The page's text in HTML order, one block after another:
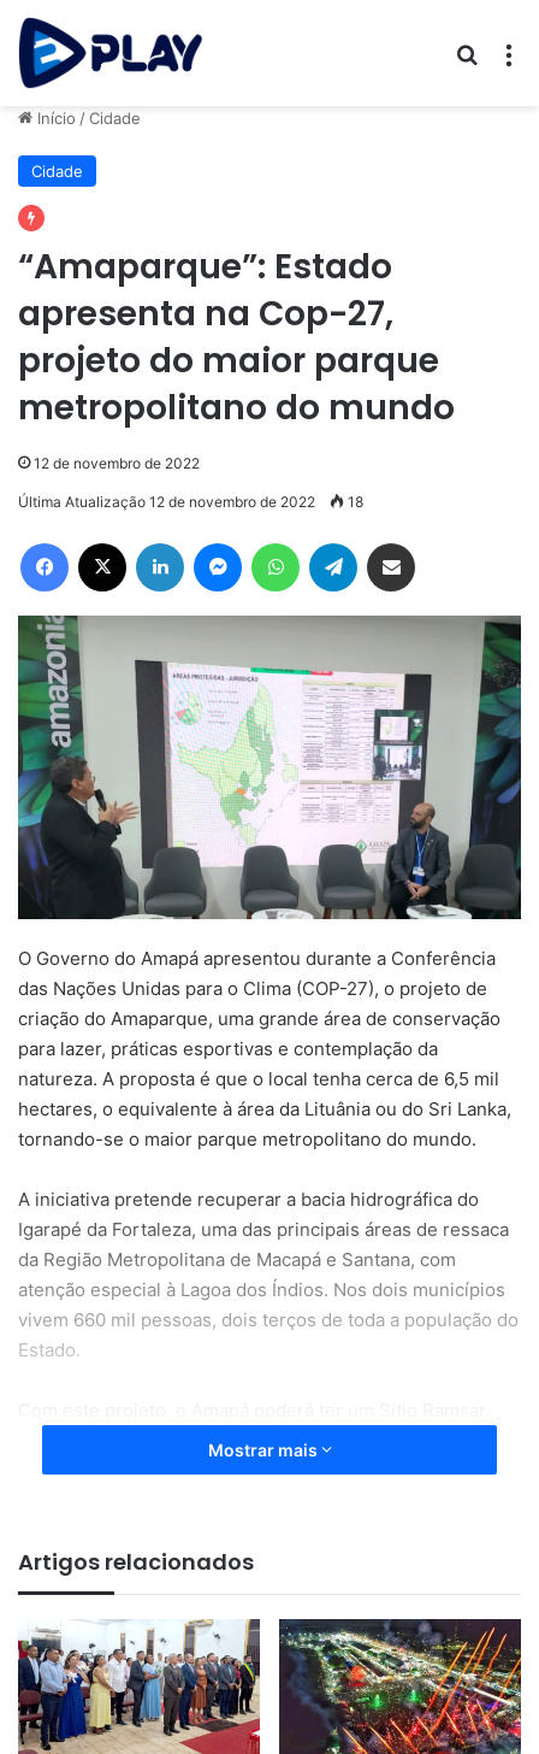
Início /Cidade
Cidade
“Amaparque”: Estado
apresenta na Cop-27,
projeto do maior parque
metropolitano do mundo
12 de novembro de 2022
Última Atualização 12 de novembro de 2022 18
Facebook Linkedin MessengerWhatsAppTelegram
O Governo do Amapá apresentou durante a Conferência
das Nações Unidas para o Clima (COP-27), o projeto de
criação do Amaparque, uma grande área de conservação
para lazer, práticas esportivas e contemplação da
natureza. A proposta é que o local tenha cerca de 6,5 mil
hectares, o equivalente à área da Lituânia ou do Sri Lanka,
tornando-se o maior parque metropolitano do mundo.
A iniciativa pretende recuperar a bacia hidrográfica do
Igarapé da Fortaleza, uma das principais áreas de ressaca
da Região Metropolitana de Macapá e Santana, com
atenção especial à Lagoa dos Índios. Nos dois municípios
vivem 660 mil pessoas, dois terços de toda a população do
Estado.
que compreende a uma área úmida de relevância
ecológica Internacional com reconhecimento pela
A iniciativa de criação do parque está de acordo com a
Nova Economia do Amapá, que busca o desenvolvimento
econômico respeitando o meio ambiente e oportunizando
qualidade de vida.
O projeto está em fase de estudos técnicos que vão
Mostrar mais
Artigos relacionados